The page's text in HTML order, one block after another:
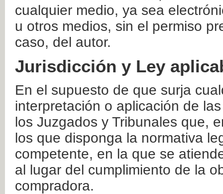
cualquier medio, ya sea
u otros medios, sin el permiso
caso, del autor.
Jurisdicción y Ley
En el supuesto de que surja
interpretación o aplicación de
los Juzgados y Tribunales que,
los que disponga la normativa
competente, en la que se
al lugar del cumplimiento de la
compradora.